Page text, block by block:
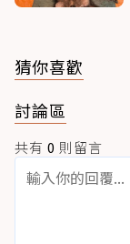
猜你喜歡
討論區
共有 0 則留言